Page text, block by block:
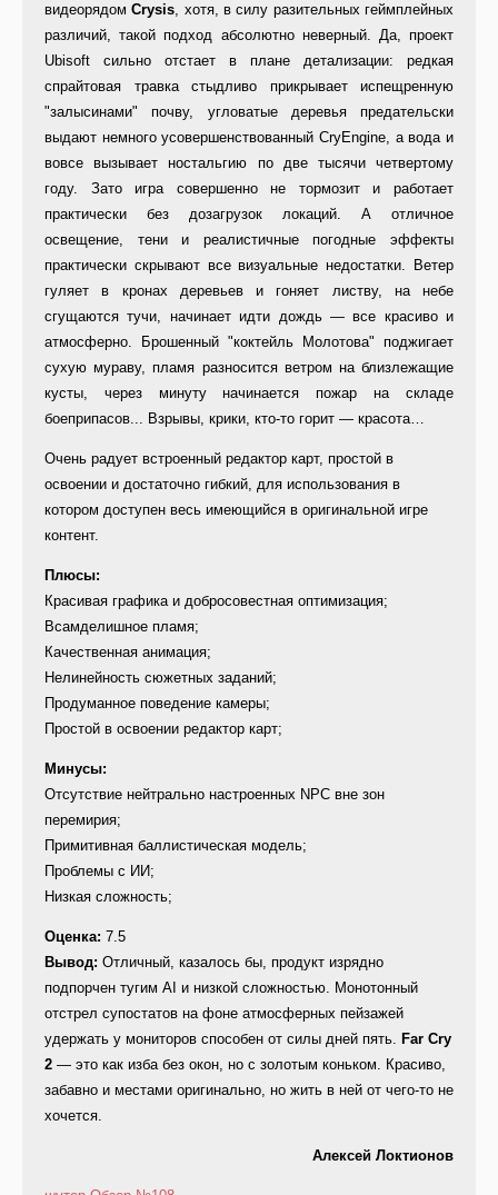
видеорядомCrysis, хотя, в силу разительных геймплейных
различий, такой подход абсолютно неверный. Да, проект
Ubisoft сильно отстает в плане детализации: редкая
спрайтовая травка стыдливо прикрывает испещренную
"залысинами" почву, угловатые деревья предательски
выдают немного усовершенствованный CryEngine, а вода и
вовсе вызывает ностальгию по две тысячи четвертому
году. Зато игра совершенно не тормозит и работает
практически без дозагрузок локаций. А отличное
освещение, тени и реалистичные погодные эффекты
практически скрывают все визуальные недостатки. Ветер
гуляет в кронах деревьев и гоняет листву, на небе
сгущаются тучи, начинает идти дождь — все красиво и
атмосферно. Брошенный "коктейль Молотова" поджигает
сухую мураву, пламя разносится ветром на близлежащие
кусты, через минуту начинается пожар на складе
боеприпасов... Взрывы, крики, кто-то горит — красота…
Очень радует встроенный редактор карт, простой в
освоении и достаточно гибкий, для использования в
котором доступен весь имеющийся в оригинальной игре
контент.
Плюсы:
Красивая графика и добросовестная оптимизация;
Всамделишное пламя;
Качественная анимация;
Нелинейность сюжетных заданий;
Продуманное поведение камеры;
Простой в освоении редактор карт;
Минусы:
Отсутствие нейтрально настроенных NPC вне зон
перемирия;
Примитивная баллистическая модель;
Проблемы с ИИ;
Низкая сложность;
Оценка: 7.5
Вывод: Отличный, казалось бы, продукт изрядно
подпорчен тугим AI и низкой сложностью. Монотонный
отстрел супостатов на фоне атмосферных пейзажей
удержать у мониторов способен от силы дней пять. Far Cry
2 — это как изба без окон, но с золотым коньком. Красиво,
забавно и местами оригинально, но жить в ней от чего-то не
хочется.
Алексей Локтионов